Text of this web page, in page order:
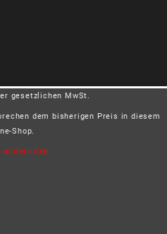
gesetzlichen MwSt.
dem bisherigen Preis in diesem
Shop.
widerrufen